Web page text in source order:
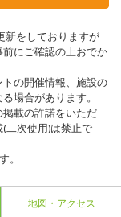
新をしておりますが
にご確認の上おでか
の開催情報、施設の
場合があります。
載の許諾をいただ
二次使用)は禁止で
。
地図・アクセス